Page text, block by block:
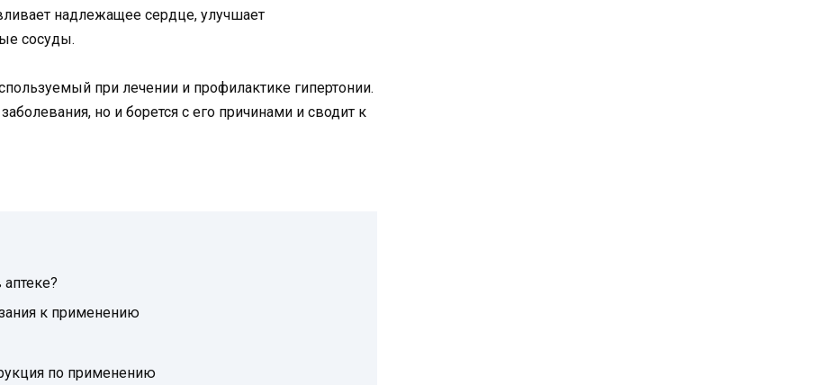
надлежащее сердце, улучшает
сосуды.
при лечении и профилактике гипертонии.
но и борется с его причинами и сводит к
к применению
по применению